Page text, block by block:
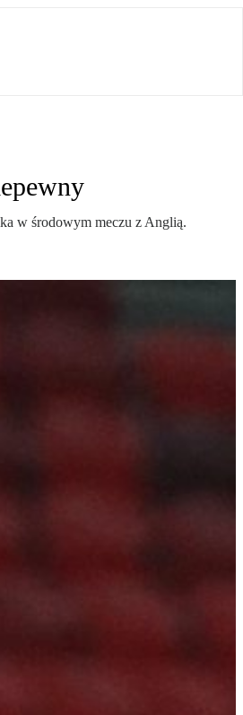
w środowym meczu z Anglią.